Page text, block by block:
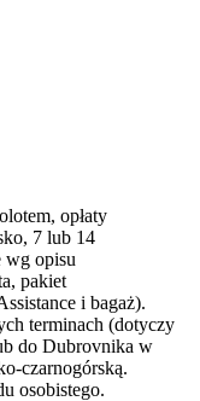
opłaty
7 lub 14
wg opisu
pakiet
i bagaż).
terminach (dotyczy
do Dubrovnika w
czarnogórską.
osobistego.